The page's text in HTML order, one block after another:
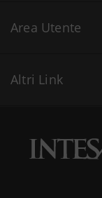
Area Utente
Altri Link